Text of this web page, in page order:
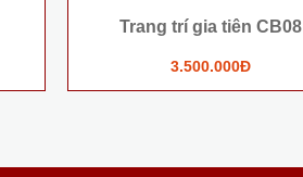
Trang trí gia tiên CB08
3.500.000Đ